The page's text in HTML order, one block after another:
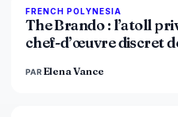
FRENCH POLYNESIA
The Brando : l’atoll
chef-d’œuvre discret
PAR Elena Vance